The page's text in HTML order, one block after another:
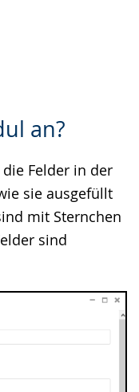
an?
Felder in der
sie ausgefüllt
mit Sternchen
sind